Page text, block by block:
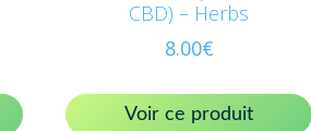
CBD) – Herbs
8.00€
Voir ce produit